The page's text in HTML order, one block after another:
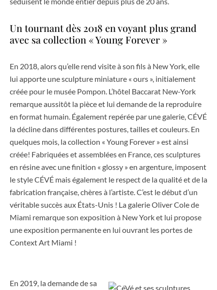
Un tournant dès 2018 en voyant plus grand
avec sa collection « Young Forever »
En 2018, alors qu’elle rend visite à son fils à New York, elle
lui apporte une sculpture miniature « ours », initialement
créée pour le musée Pompon. L’hôtel Baccarat New-York
remarque aussitôt la pièce et lui demande de la reproduire
en format humain. Également repérée par une galerie, CÉVÉ
la décline dans différentes postures, tailles et couleurs. En
quelques mois, la collection « Young Forever » est ainsi
créée! Fabriquées et assemblées en France, ces sculptures
en résine avec une finition « glossy » en argenture, imposent
le style CÉVÉ mais également le respect de la qualité et de la
fabrication française, chères à l’artiste. C’est le début d’un
véritable succès aux États-Unis ! La galerie Oliver Cole de
Miami remarque son exposition à New York et lui propose
une exposition permanente en lui ouvrant les portes de
Context Art Miami !
En 2019, la demande de sa